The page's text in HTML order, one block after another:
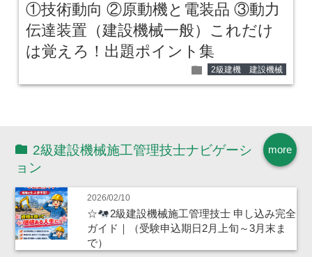
①技術動向 ②原動機と電装品 ③動力
伝達装置（建設機械一般）これだけ
は覚えろ！出題ポイント集
folder 2級建機 建設機械
more
2級建設機械施工管理技士ナビゲーシ
ョン
2026/02/10
☆
2級建設機械施工管理技士 申し込み完全
ガイド｜（受験申込期日2月上旬～3月末ま
で）